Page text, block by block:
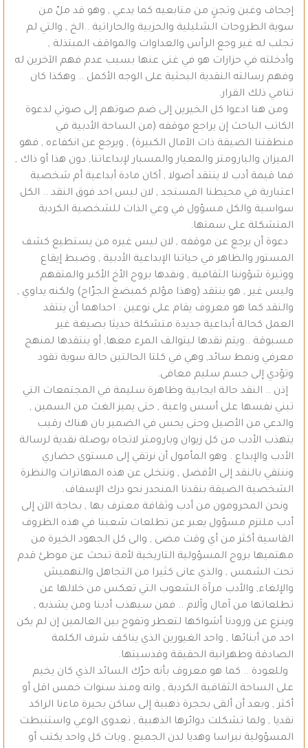
إجحاف وغبن وتجنٍ من متابعيه كما يدعي , وهو قد ملّ من
سوية الطروحات الشليلية والحزبية والحاراتية ..الخ , والتي لم
تجلب له غير وجع الرأس والعداوات والمواقف المبتذلة ,
وأدخلته في حزازات هو في غنى عنها بسبب عدم فهم الآخرين له
وفهم رسالته النقدية البحثية على الوجه الأكمل .. وهكذا كان
تنامي ذلك القرار.
ومن هنا ادعوا كل الخيرين إلى ضم صوتهم إلى صوتي لدعوة
الكاتب الباحث إن يراجع موقفه (من الساحة الأدبية في
منطقتنا الضيقة ذات الآمال الكبيرة) , ويرجع عن انكفاءه , فهو
الميزان والبارومتر والمعيار والمسبار لإبداعاتنا, دون هذا أو ذاك ,
فما قيمة أدب لا ينتقد أصولا , أكان مادة أبداعية أم شخصية
اعتبارية في محيطنا المستجد , لان ليس احد فوق النقد .. الكل
سواسية والكل مسؤول في وعي الذات للشخصية الكردية
المتشكلة على سمتها.
دعوة أن يرجع عن موقفه , لان ليس غيره من يستطيع كشف
المستور والظاهر في حياتنا الإبداعية الأدبية , وضبط إيقاع
ووتيرة شؤوننا الثقافية , ونقدها بروح الأخ الأكبر والمتفهم
وليس غير , هو ينتقد (وهذا مؤلم كمبضغ الجرّاح) ولكنه يداوي ,
والنقد كما هو معروف يقام على نوعين : احداهما أن ينتقد
العمل كحالة أبداعية جديدة متشكلة حديثا بصيغة غير
مسبوقة ..ويتم نقدها ليتوالف المرء معها, أو ينتقدها لمنهج
معرفي ونمط سائد, وهي في كلتا الحالتين حالة سوية تقود
وتؤدي إلى جسم سليم معافى.
إذن .. النقد حالة ايجابية وظاهرة سليمة في المجتمعات التي
تبني نفسها على أسس واعية , حتى يميز الغث من السمين ,
والدعي من الأصيل وحتى يحس في الضمير بان هناك رقيب
يتهذب الأدب من كل زيوان وبارومتر لاتجاه بوصلة نقدية لرسالة
الأدب والإبداع . وهو المأمول أن نرتقي إلى مستوى حضاري
وننتقي بالنقد إلى الأفضل , ونتخلى عن هذه المهاترات والنظرة
الشخصية الضيقة بنقدنا المنحدر نحو درك الإسفاف.
ونحن المحرومون من أدب وثقافة معترف بها , بحاجة الآن إلى
أدب ملتزم مسؤول يعبر عن تطلعات شعبنا في هذه الظروف
القاسية أكثر من أي وقت مضى , والى كل الجهود الخيرة من
مهتميها بروح المسؤولية التاريخية لأمة تبحث عن موطئ قدم
تحت الشمس , والذي عانى كثيرا من التجاهل والتهميش
والإلغاء, والأدب مرآة الشعوب التي تعكس من خلالها عن
تطلعاتها من آمال وآلام .. فمن سيهذب أدبنا ومن يشذبه ,
وينـزع عن ورودنا أشواكها لتعطر وتفوح بين العالمين إن لم يكن
احد من أبنائها , واحد الغيورين الذي يناكف شرف الكلمة
الصادقة وطهرانية الحقيقة وقدسيتها.
وللعودة .. كما هو معروف بأنه حرّك السائد الذي كان يخيم
على الساحة الثقافية الكردية , وانه ومنذ سنوات خمس اقل أو
أكثر , وبعد أن ألقى بحجرة ذهبية إلى ساكن بحيرة ماءنا الراكد
نقديا , ولما تشكلت دوائرها الذهبية , تعدوى الوعي واستنبطت
المسؤولية نبراسا وهديا لدن الجميع , وبات كل واحد يكتب أو